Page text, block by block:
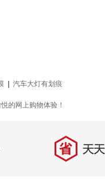
汽车大灯有划痕
的网上购物体验！
省 天天